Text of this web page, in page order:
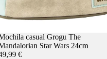
casual Grogu The
Star Wars 24cm
€